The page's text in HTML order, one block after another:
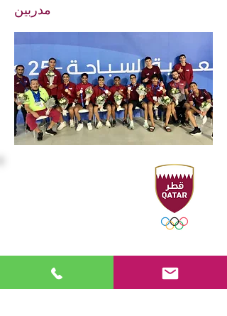
مدربين
Sport Accelerator
الطابق الأول